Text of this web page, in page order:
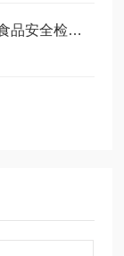
对食品安全隐患说不！倚风而行，使用食品安全检测仪